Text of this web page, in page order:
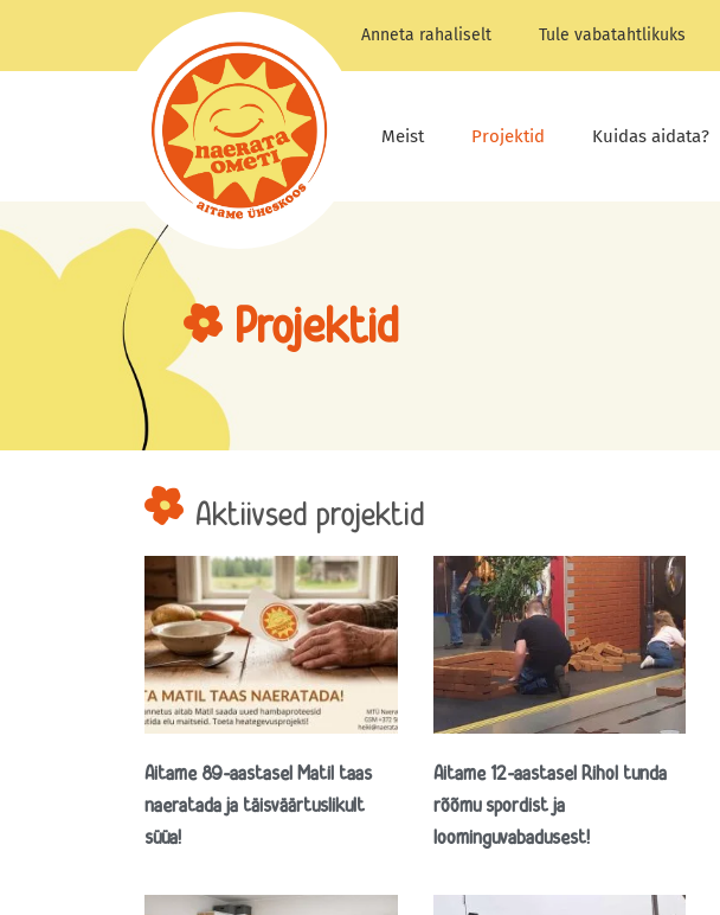
content
Anneta rahaliselt Tule vabatahtlikuks
Meist Projektid Kuidas aidata?
Projektid
Aktiivsed projektid
Aitame 89-aastasel Matil taas
naeratada ja täisväärtuslikult
süüa!
Aitame 12-aastasel Rihol tunda
rõõmu spordist ja
loominguvabadusest!